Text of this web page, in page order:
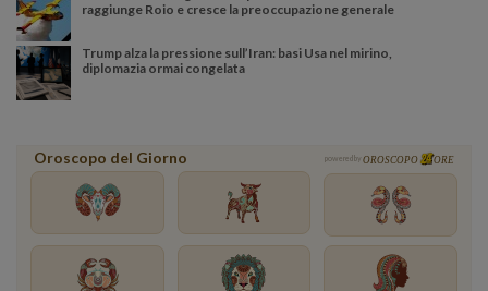
raggiunge Roio e cresce la preoccupazione generale
Trump alza la pressione sull’Iran: basi Usa nel mirino,
diplomazia ormai congelata
Oroscopo del Giorno powered by OROSCOPO ORE